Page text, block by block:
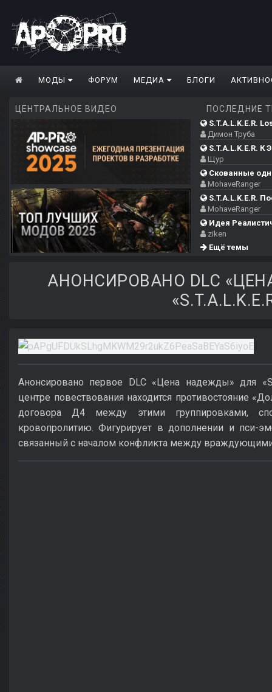
МОДЫ ФОРУМ МЕДИА БЛОГИ
ЦЕНТРАЛЬНОЕ ВИДЕО ПОСЛЕДНИЕ
S.T.A.L.K.E.R.
Димон Труба
S.T.A.L.K.E.R. К
Щур
Скованные
MohaveRanger
S.T.A.L.K.E.R.
MohaveRanger
Идея
ziken
Ещё темы
АНОНСИРОВАНО DLC
Анонсировано первое DLC «Цена надежды» для
центре повествования находится противостояние
договора Д4 между этими группировками,
кровопролитию. Фигурирует в дополнении и пси-
связанный с началом конфликта между